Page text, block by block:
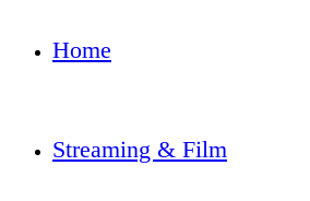
Home
Streaming & Film